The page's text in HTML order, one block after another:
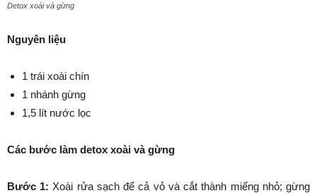
Detox xoài và gừng
Nguyên liệu
1 trái xoài chín
1 nhánh gừng
1,5 lít nước lọc
Các bước làm detox xoài và gừng
Bước 1: Xoài rửa sạch để cả vỏ và cắt thành miếng nhỏ; gừng